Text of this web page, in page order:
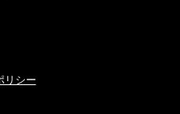
リシー